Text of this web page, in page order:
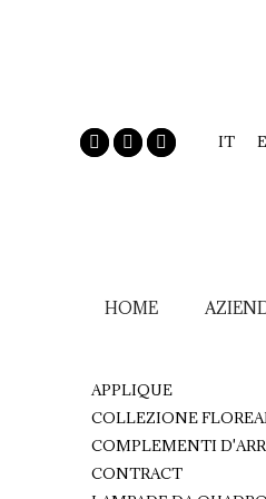
IT
HOME
APPLIQUE
COLLEZIONE
COMPLEMENTI
CONTRACT